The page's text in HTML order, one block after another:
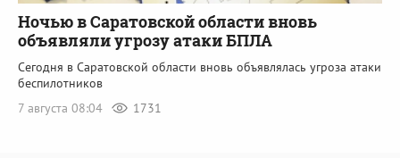
Ночью в Саратовской области вновь
объявляли угрозу атаки БПЛА
Сегодня в Саратовской области вновь объявлялась угроза атаки
беспилотников
7 августа 08:04
1731